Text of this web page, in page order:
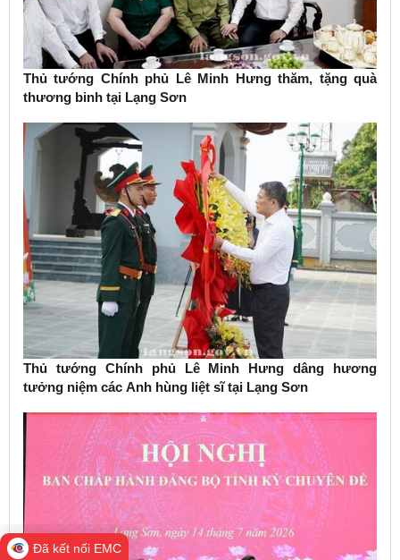
Thủ tướng Chính phủ Lê Minh Hưng thăm, tặng quà
thương binh tại Lạng Sơn
Thủ tướng Chính phủ Lê Minh Hưng dâng hương
tưởng niệm các Anh hùng liệt sĩ tại Lạng Sơn
Đã kết nối EMC